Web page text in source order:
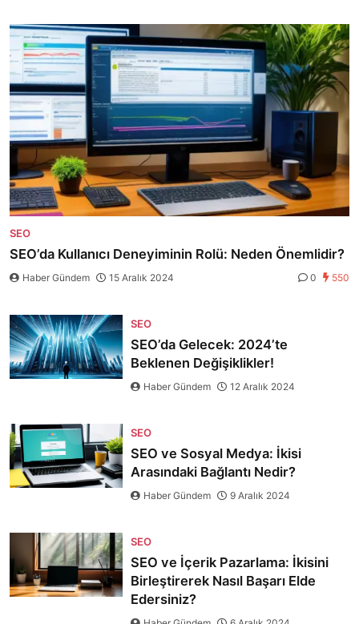
SEO
SEO’da Kullanıcı Deneyiminin Rolü: Neden Önemlidir?
Haber Gündem 15 Aralık 2024 0 550
SEO
SEO’da Gelecek: 2024’te
Beklenen Değişiklikler!
Haber Gündem 12 Aralık 2024
SEO
SEO ve Sosyal Medya: İkisi
Arasındaki Bağlantı Nedir?
Haber Gündem 9 Aralık 2024
SEO
SEO ve İçerik Pazarlama: İkisini
Birleştirerek Nasıl Başarı Elde
Edersiniz?